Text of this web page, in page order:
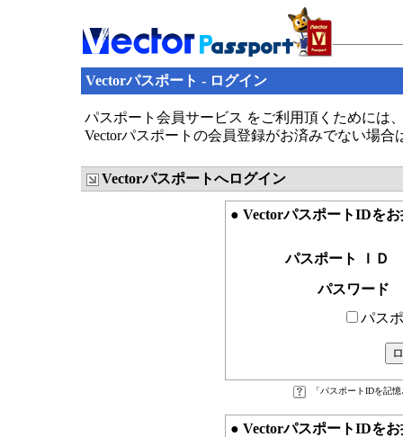
Vectorパスポート - ログイン
パスポート会員サービス をご利用頂くためには
Vectorパスポートの会員登録がお済みでない場
Vectorパスポートへログイン
● VectorパスポートIDを
パスポート ＩＤ
パスワード
パス
「パスポートIDを記
● VectorパスポートIDを